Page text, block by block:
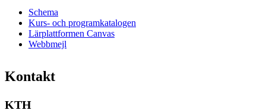
Schema
Kurs- och programkatalogen
Lärplattformen Canvas
Webbmejl
Kontakt
KTH